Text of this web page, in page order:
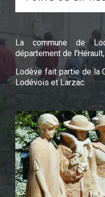
La commune de
département de
Lodève fait partie de la
Lodévois et Larzac.